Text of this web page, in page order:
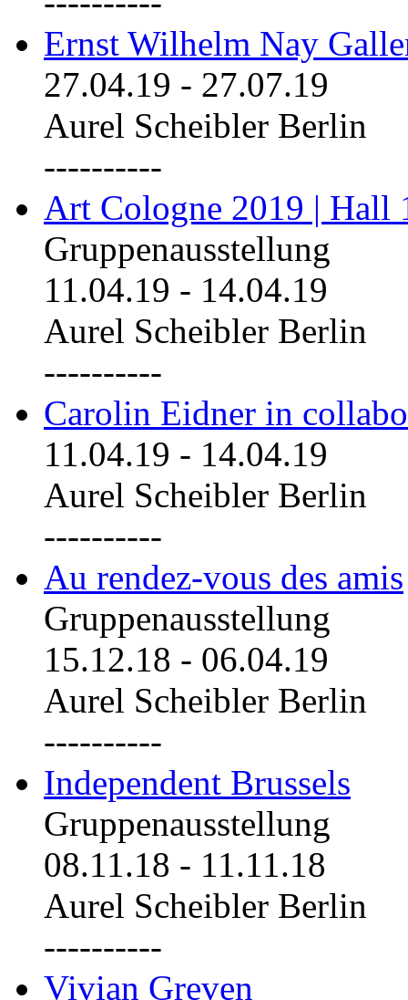
Ernst Wilhelm Nay
27.04.19 - 27.07.19
Aurel Scheibler Berlin
----------
Art Cologne 2019 | Hall
Gruppenausstellung
11.04.19 - 14.04.19
Aurel Scheibler Berlin
----------
Carolin Eidner in
11.04.19 - 14.04.19
Aurel Scheibler Berlin
----------
Au rendez-vous des amis
Gruppenausstellung
15.12.18 - 06.04.19
Aurel Scheibler Berlin
----------
Independent Brussels
Gruppenausstellung
08.11.18 - 11.11.18
Aurel Scheibler Berlin
----------
Vivian Greven